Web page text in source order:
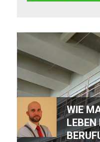
WIE
LEBEN